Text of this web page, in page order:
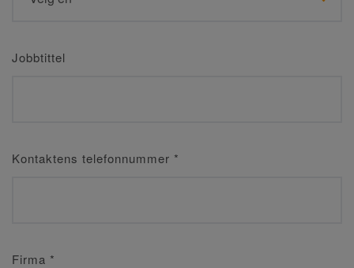
Jobbtittel
Kontaktens telefonnummer *
Firma *